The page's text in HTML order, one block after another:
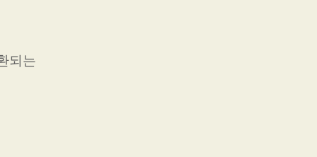
되는